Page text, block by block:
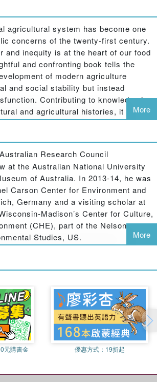
agricultural system has become one
concerns of the twenty-first century.
and inequity is at the heart of our food
and confronting book tells the
of modern agriculture
and social stability but instead
Contributing to knowledge in
and agricultural histories, it
have tried to live in the aftermath of
of Agricultural Progress: An
journeys to the dry inland plains of
ideas and agricultural
with a volatile and taunting country
to subdue and transform it for the
Its wide-ranging narrative puts
its global context to tell the story of
about civilisation, population, and
in the twentieth century. It ranges
farms to nutrition science at the
from local landholders to high profile
an Australian apricot grower
Roosevelt and almost fed the world.
to undergraduates and
examining international
and twentieth century
studying colonial development
More
Research Council
at the Australian National University
of Australia. In 2013-14, he was
Carson Center for Environment and
Germany and a visiting scholar at
Madison’s Center for Culture,
(CHE), part of the Nelson
Studies, US.
More
元購書金 優惠方式： 19折起